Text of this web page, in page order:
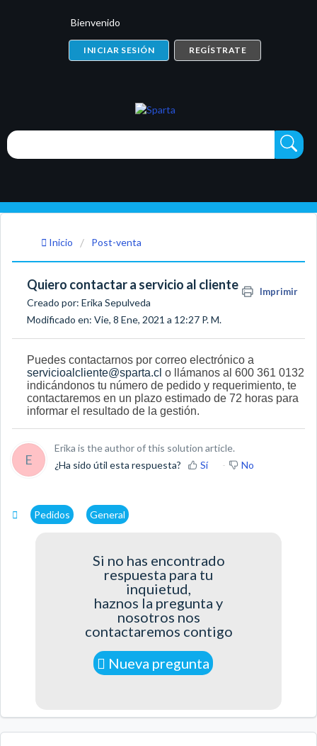
Bienvenido
INICIAR SESIÓN REGÍSTRATE
Inicio Post-venta
Quiero contactar a servicio al cliente Imprimir
Creado por: Erika Sepulveda
Modificado en: Vie, 8 Ene, 2021 a 12:27 P. M.
Puedes contactarnos por correo electrónico a
servicioalcliente@sparta.cl o llámanos al 600 361 0132
indicándonos tu número de pedido y requerimiento, te
contactaremos en un plazo estimado de 72 horas para
informar el resultado de la gestión.
E
Erika is the author of this solution article.
¿Ha sido útil esta respuesta?
Sí No
Pedidos General
Si no has encontrado
respuesta para tu
inquietud,
haznos la pregunta y
nosotros nos
contactaremos contigo
Nueva pregunta